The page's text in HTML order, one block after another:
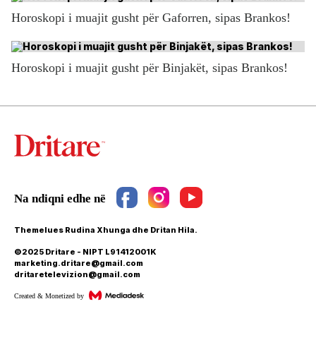
Horoskopi i muajit gusht për Gaforren, sipas Brankos!
Horoskopi i muajit gusht për Binjakët, sipas Brankos!
Themelues Rudina Xhunga dhe Dritan Hila.
©2025 Dritare - NIPT L91412001K
marketing.dritare@gmail.com
dritaretelevizion@gmail.com
Created & Monetized by